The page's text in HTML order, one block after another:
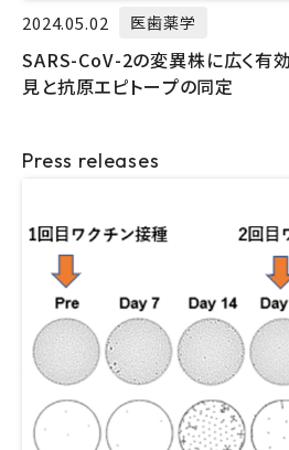
2024.05.02 医歯薬学
SARS-CoV-2の変異株に広く有
見と抗原エピトープの同定
Press releases